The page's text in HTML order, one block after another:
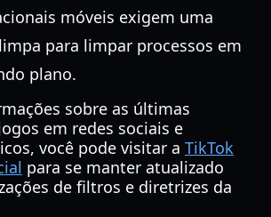
móveis exigem uma
para limpar processos em
plano.
sobre as últimas
em redes sociais e
você pode visitar a TikTok
para se manter atualizado
de filtros e diretrizes da